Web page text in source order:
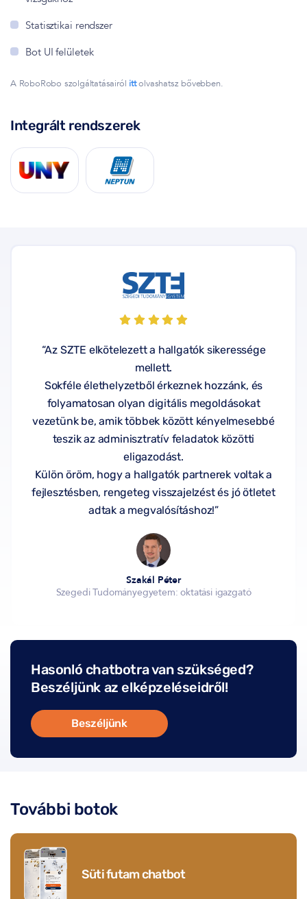
Statisztikai rendszer
Bot UI felületek
A RoboRobo szolgáltatásairól ittolvashatsz bővebben.
Integrált rendszerek
“Az SZTE elkötelezett a hallgatók sikeressége
mellett.
Sokféle élethelyzetből érkeznek hozzánk, és
folyamatosan olyan digitális megoldásokat
vezetünk be, amik többek között kényelmesebbé
teszik az adminisztratív feladatok közötti
eligazodást.
Külön öröm, hogy a hallgatók partnerek voltak a
fejlesztésben, rengeteg visszajelzést és jó ötletet
adtak a megvalósításhoz!”
Szakál Péter
Szegedi Tudományegyetem: oktatási igazgató
Hasonló chatbotra van szükséged?
Beszéljünk az elképzeléseidről!
Beszéljünk
További botok
Süti futam chatbot